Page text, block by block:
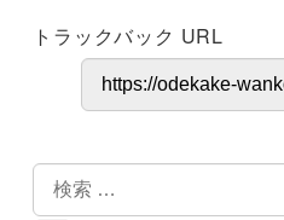
トラックバック URL
検
索